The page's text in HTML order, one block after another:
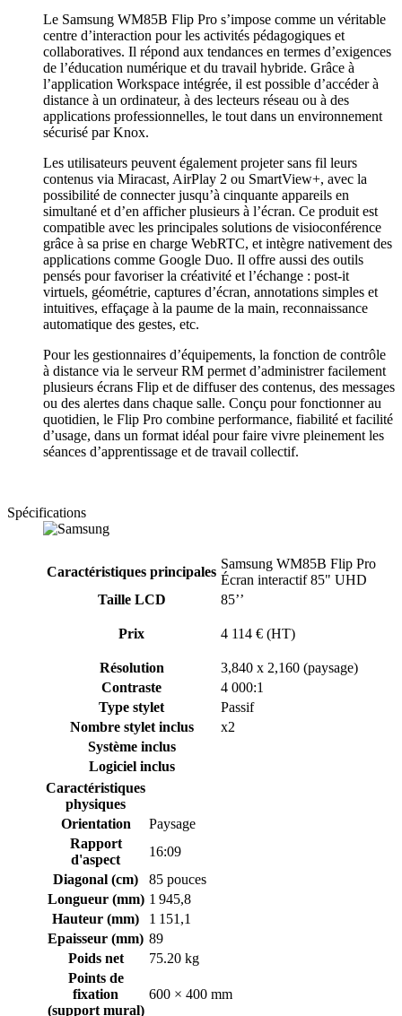
Le Samsung WM85B Flip Pro s’impose comme un véritable
centre d’interaction pour les activités pédagogiques et
collaboratives. Il répond aux tendances en termes d’exigences
de l’éducation numérique et du travail hybride. Grâce à
l’application Workspace intégrée, il est possible d’accéder à
distance à un ordinateur, à des lecteurs réseau ou à des
applications professionnelles, le tout dans un environnement
sécurisé par Knox.
Les utilisateurs peuvent également projeter sans fil leurs
contenus via Miracast, AirPlay 2 ou SmartView+, avec la
possibilité de connecter jusqu’à cinquante appareils en
simultané et d’en afficher plusieurs à l’écran. Ce produit est
compatible avec les principales solutions de visioconférence
grâce à sa prise en charge WebRTC, et intègre nativement des
applications comme Google Duo. Il offre aussi des outils
pensés pour favoriser la créativité et l’échange : post-it
virtuels, géométrie, captures d’écran, annotations simples et
intuitives, effaçage à la paume de la main, reconnaissance
automatique des gestes, etc.
Pour les gestionnaires d’équipements, la fonction de contrôle
à distance via le serveur RM permet d’administrer facilement
plusieurs écrans Flip et de diffuser des contenus, des messages
ou des alertes dans chaque salle. Conçu pour fonctionner au
quotidien, le Flip Pro combine performance, fiabilité et facilité
d’usage, dans un format idéal pour faire vivre pleinement les
séances d’apprentissage et de travail collectif.
Spécifications
Caractéristiques principales
Samsung WM85B Flip Pro
Écran interactif 85" UHD
Taille LCD
85’’
Prix 4 114 € (HT)
Résolution
3,840 x 2,160 (paysage)
Contraste
4 000:1
Type stylet
Passif
Nombre stylet inclus
x2
Système inclus
Logiciel inclus
Caractéristiques
physiques
Orientation
Paysage
Rapport
d'aspect
16:09
Diagonal (cm)
85 pouces
Longueur (mm) 1 945,8
Hauteur (mm)
1 151,1
Epaisseur (mm) 89
Poids net
75.20 kg
Points de
fixation
(support mural)
600 × 400 mm